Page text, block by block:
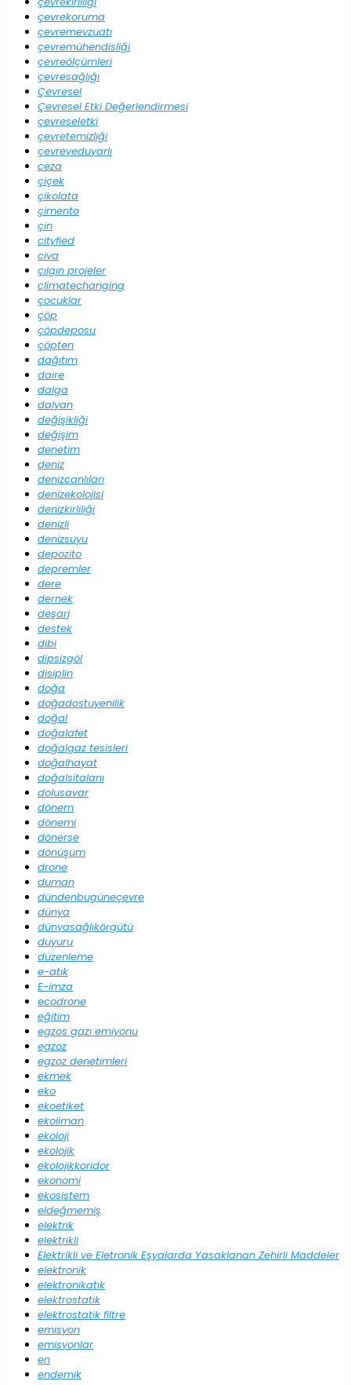
çevrekoruma
çevremevzuatı
çevremühendisliği
çevreölçümleri
çevresağlığı
Çevresel
Çevresel Etki Değerlendirmesi
çevreseletki
çevretemizliği
çevreyeduyarlı
ceza
çiçek
çikolata
çimento
çin
cityfied
civa
çılgın projeler
climatechanging
çocuklar
çöp
çöpdeposu
çöpten
dağıtım
daire
dalga
dalyan
değişikliği
değişim
denetim
deniz
denizcanlıları
denizekolojisi
denizkirliliği
denizli
denizsuyu
depozito
depremler
dere
dernek
deşarj
destek
dibi
dipsizgöl
disiplin
doğa
doğadostuyenilik
doğal
doğalafet
doğalgaz tesisleri
doğalhayat
doğalsitalanı
dolusavar
dönem
dönemi
dönerse
dönüşüm
drone
duman
dündenbugüneçevre
dünya
dünyasağlıkörgütü
duyuru
düzenleme
e-atık
E-imza
ecodrone
eğitim
egzos gazı emiyonu
egzoz
egzoz denetimleri
ekmek
eko
ekoetiket
ekoliman
ekoloji
ekolojik
ekolojikkoridor
ekonomi
ekosistem
eldeğmemiş
elektrik
elektrikli
Elektrikli ve Eletronik Eşyalarda Yasaklanan Zehirli Maddeler
elektronik
elektronikatık
elektrostatik
elektrostatik filtre
emisyon
emisyonlar
en
endemik